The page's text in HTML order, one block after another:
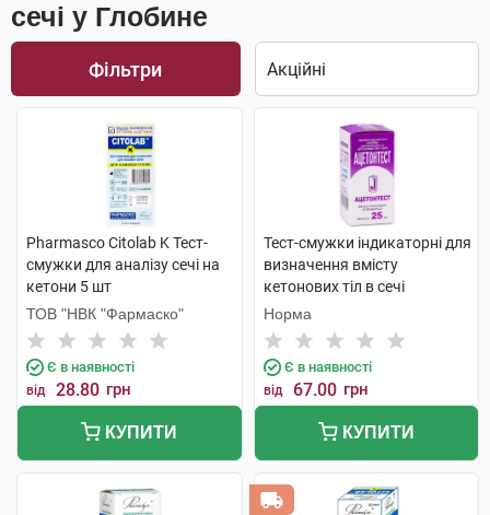
сечі у Глобине
Фільтри
Pharmasco Citolab K Тест-
смужки для аналізу сечі на
кетони 5 шт
ТОВ "НВК "Фармаско"
Є в наявності
від 28.80 грн
КУПИТИ
Тест-смужки індикаторні для
визначення вмісту
кетонових тіл в сечі
Ацетонтест 25 шт
Норма
Є в наявності
від 67.00 грн
КУПИТИ